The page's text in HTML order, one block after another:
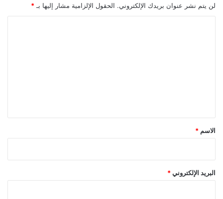
لن يتم نشر عنوان بريدك الإلكتروني. الحقول الإلزامية مشار إليها بـ *
*
الاسم *
البريد الإلكتروني *